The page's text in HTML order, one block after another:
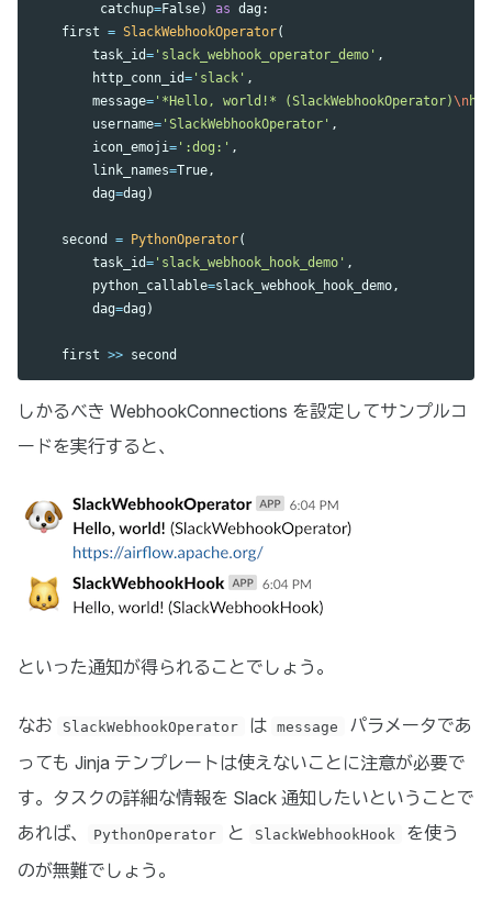
catchup=False) as dag :
first = SlackWebhookOperator(
task_id= ' slack_webhook_operator_demo ' ,
http_conn_id= ' slack ' ,
message= ' *Hello, world!* (SlackWebhookOperator)\n
username= ' SlackWebhookOperator ' ,
icon_emoji= ' :dog: ' ,
link_names=True,
dag=dag )
second = PythonOperator(
task_id= ' slack_webhook_hook_demo ' ,
python_callable=slack_webhook_hook_demo,
dag=dag )
first >> second
しかるべき WebhookConnections を設定してサンプルコ
ードを実行すると、
といった通知が得られることでしょう。
なお SlackWebhookOperator は message
パラメータであ
っても Jinja テンプレートは使えないことに注意が必要で
す。タスクの詳細な情報を Slack 通知したいということで
あれば、
PythonOperator と SlackWebhookHook
を使う
のが無難でしょう。